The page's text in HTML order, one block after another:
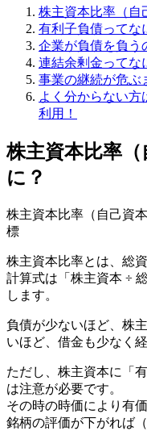
株主資本比率（自
有利子負債ってな
企業が負債を負う
連結余剰金ってな
事業の継続が危ぶ
よく分からない方
利用！
株主資本比率
に？
株主資本比率（自己資
標
株主資本比率とは、総
計算式は 「株主資本 ÷
します。
負債が少ないほど、株
いほど、借金も少なく
ただし、株主資本に「
は注意が必要です。
その時の時価により有
銘柄の評価が下がれば